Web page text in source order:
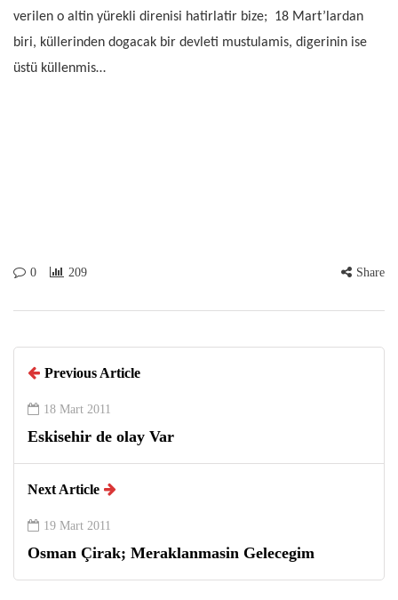
verilen o altin yürekli direnisi hatirlatir bize;
18 Mart’lardan
biri, küllerinden dogacak bir devleti mustulamis, digerinin ise
üstü küllenmis…
0 209 Share
Previous Article
18 Mart 2011
Eskisehir de olay Var
Next Article
19 Mart 2011
Osman Çirak; Meraklanmasin Gelecegim